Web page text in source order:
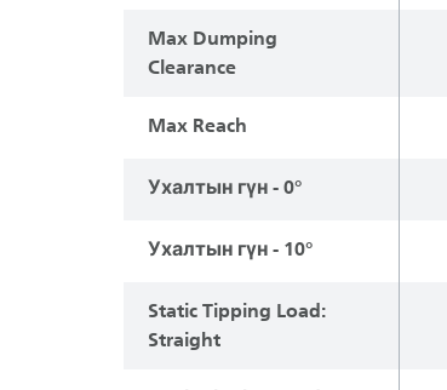
Max Dumping
Clearance
Max Reach
Ухалтын гүн - 0°
Ухалтын гүн - 10°
Static Tipping Load:
Straight